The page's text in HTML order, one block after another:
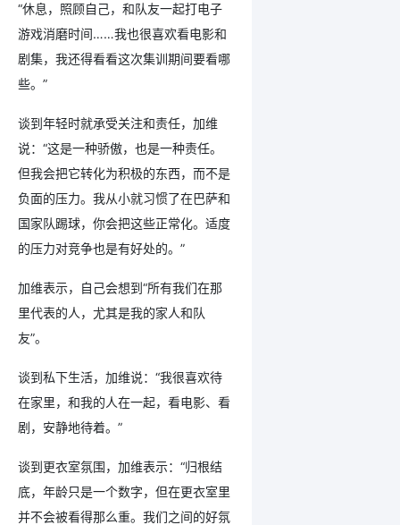
“休息，照顾自己，和队友一起打电子
游戏消磨时间……我也很喜欢看电影和
剧集，我还得看看这次集训期间要看哪
些。”
谈到年轻时就承受关注和责任，加维
说：“这是一种骄傲，也是一种责任。
但我会把它转化为积极的东西，而不是
负面的压力。我从小就习惯了在巴萨和
国家队踢球，你会把这些正常化。适度
的压力对竞争也是有好处的。”
加维表示，自己会想到“所有我们在那
里代表的人，尤其是我的家人和队
友”。
谈到私下生活，加维说：“我很喜欢待
在家里，和我的人在一起，看电影、看
剧，安静地待着。”
谈到更衣室氛围，加维表示：“归根结
底，年龄只是一个数字，但在更衣室里
并不会被看得那么重。我们之间的好氛